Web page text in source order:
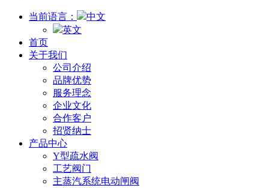
当前语言：
中文
英文
首页
关于我们
公司介绍
品牌优势
服务理念
企业文化
合作客户
招贤纳士
产品中心
Y型疏水阀
工艺阀门
主蒸汽系统电动闸阀